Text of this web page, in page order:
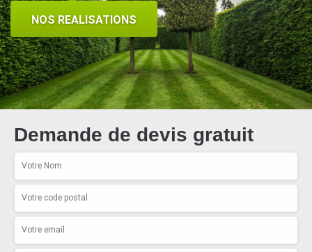
NOS REALISATIONS
Demande de devis gratuit